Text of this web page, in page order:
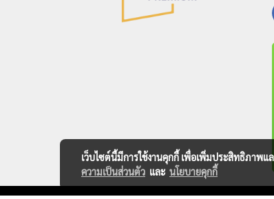
เว็บไซต์นี้มีการใช้งานคุกกี้ เพื่อเพิ่มประสิทธิภาพ
ความเป็นส่วนตัว และ นโยบายคุกกี้